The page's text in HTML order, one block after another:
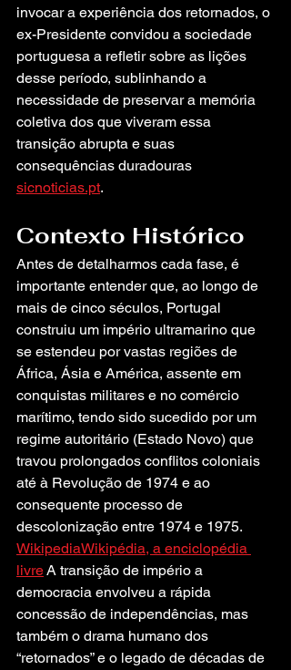
invocar a experiência dos retornados, o
ex-Presidente convidou a sociedade
portuguesa a refletir sobre as lições
desse período, sublinhando a
necessidade de preservar a memória
coletiva dos que viveram essa
transição abrupta e suas
consequências duradouras
sicnoticias.pt.
Contexto Histórico
Antes de detalharmos cada fase, é
importante entender que, ao longo de
mais de cinco séculos, Portugal
construiu um império ultramarino que
se estendeu por vastas regiões de
África, Ásia e América, assente em
conquistas militares e no comércio
marítimo, tendo sido sucedido por um
regime autoritário (Estado Novo) que
travou prolongados conflitos coloniais
até à Revolução de 1974 e ao
consequente processo de
descolonização entre 1974 e 1975.
WikipediaWikipédia, a enciclopédia
livre A transição de império a
democracia envolveu a rápida
concessão de independências, mas
também o drama humano dos
“retornados” e o legado de décadas de